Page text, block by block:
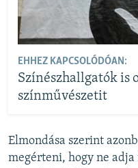
EHHEZ KAPCSOLÓDÓAN:
Színészhallgatók is
színművészetit
Elmondása szerint
megérteni, hogy ne